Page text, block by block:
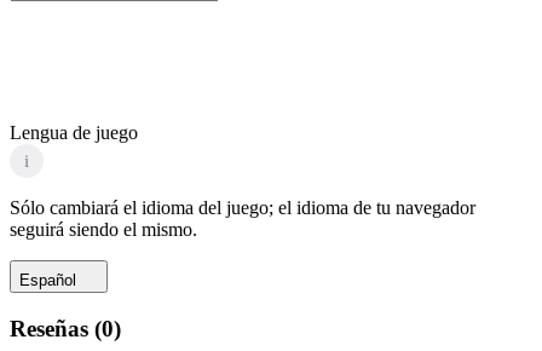
Lengua de juego
i
Sólo cambiará el idioma del juego; el idioma de tu navegador
seguirá siendo el mismo.
Español
Reseñas (0)